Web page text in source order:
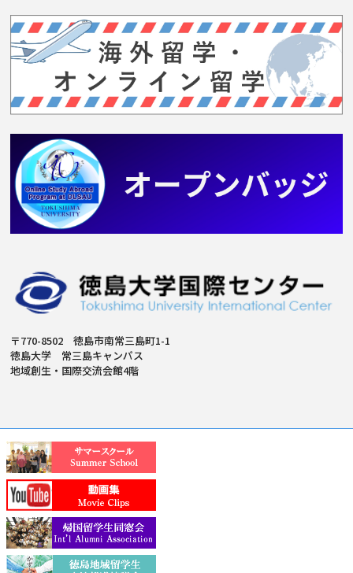
〒770-8502 徳島市南常三島町1-1
徳島大学 常三島キャンパス
地域創生・国際交流会館4階